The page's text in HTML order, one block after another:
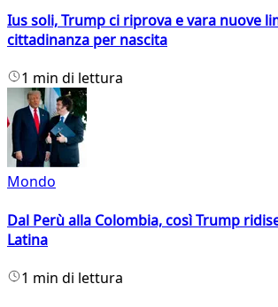
Ius soli, Trump ci riprova e vara nuove
cittadinanza per nascita
1 min di lettura
Mondo
Dal Perù alla Colombia, così Trump
Latina
1 min di lettura